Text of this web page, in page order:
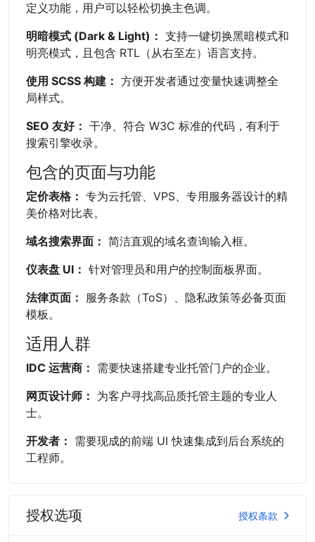
定义功能，用户可以轻松切换主色调。
明暗模式 (Dark & Light)： 支持一键切换黑暗模式和
明亮模式，且包含 RTL（从右至左）语言支持。
使用 SCSS 构建： 方便开发者通过变量快速调整全
局样式。
SEO 友好： 干净、符合 W3C 标准的代码，有利于
搜索引擎收录。
包含的页面与功能
定价表格： 专为云托管、VPS、专用服务器设计的精
美价格对比表。
域名搜索界面： 简洁直观的域名查询输入框。
仪表盘 UI： 针对管理员和用户的控制面板界面。
法律页面： 服务条款（ToS）、隐私政策等必备页面
模板。
适用人群
IDC 运营商： 需要快速搭建专业托管门户的企业。
网页设计师： 为客户寻找高品质托管主题的专业人
士。
开发者： 需要现成的前端 UI 快速集成到后台系统的
工程师。
授权选项 授权条款